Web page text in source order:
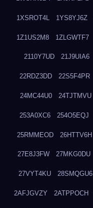
1XSROT4L 1YS8YJ6Z
1Z1US2M8 1ZLGWTF7
2110Y7UD 21J9UIA6
22RDZ3DD 22S5F4PR
24MC44U0 24TJTMVU
253A0XC6 254O5EQJ
25RMMEOD 26HTTV6H
27E8J3FW 27MKG0DU
27VYT4KU 28SMQGU6
2AFJGVZY 2ATPPOCH